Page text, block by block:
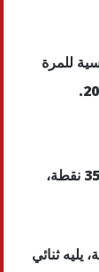
للمرة
جاء في وصافة اللاعبين المرشحين النجم النرويجي إيرلينج هالاند مهاجم مانشستر سيتي الإنجليزي بـ357 نقطة،
جيرمان الفرنسي ومنتخب فرنسا، في المركز الثالث بـ270 نقطة، يليه ثنائي